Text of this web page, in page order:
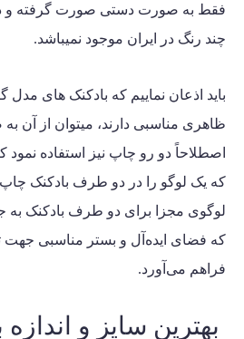
فقط به صورت دستی صورت گرفته و
چند رنگ در ایران موجود نمیباشد.
باید اذعان نماییم که بادکنک های مدل
ظاهری مناسبی دارند، میتوان از
اصطلاحاً دو رو چاپ نیز استفاده نمود
که یک لوگو را در دو طرف بادکنک چاپ
لوگوی مجزا برای دو طرف بادکنک به
که فضای ایده‌آل و بستر مناسبی جهت
فراهم می‌آورد.
بهترین سایز و اندازه